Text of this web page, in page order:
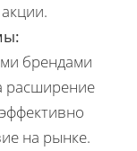
брендами
расширение
на рынке.